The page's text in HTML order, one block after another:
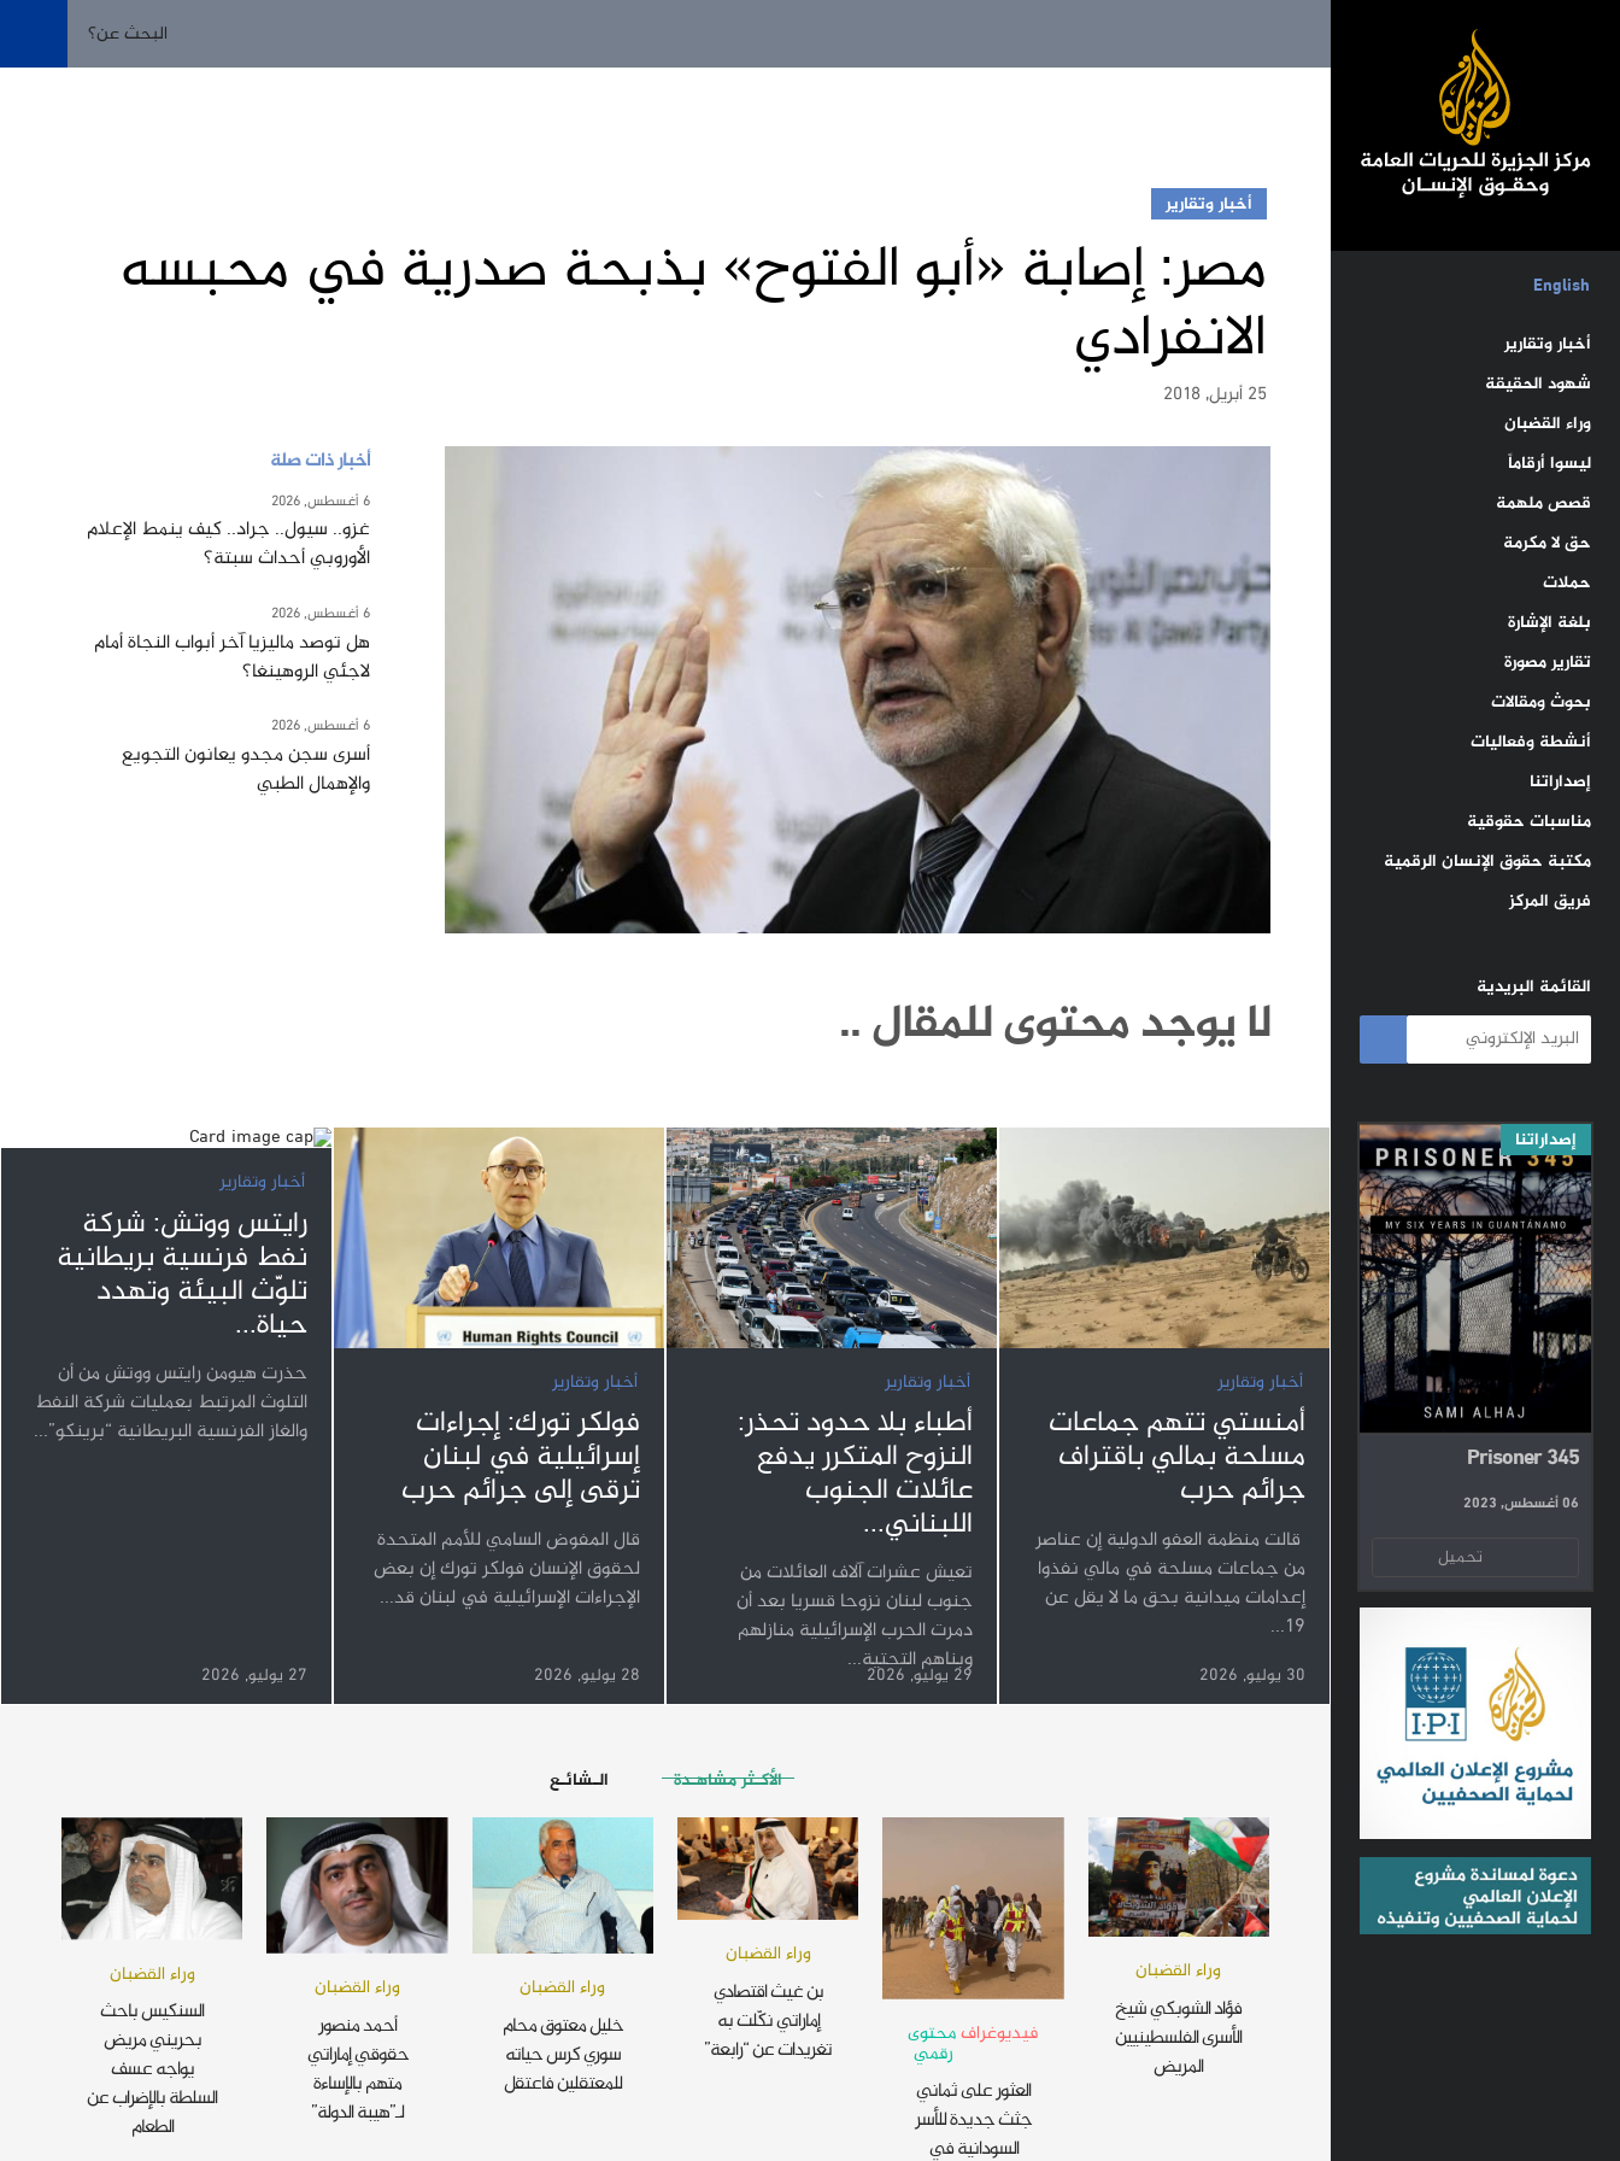
English
أخبار وتقارير
شهود الحقيقة
وراء القضبان
ليسوا أرقاماً
قصص ملهمة
حق لا مكرمة
حملات
بلغة الإشارة
تقارير مصورة
بحوث ومقالات
أنشطة وفعاليات
إصداراتنا
مناسبات حقوقية
مكتبة حقوق الإنسان الرقمية
فريق المركز
القائمة البريدية
إصداراتنا
Prisoner 345
06 أغسطس, 2023
تحميل
أخبار وتقارير
مصر: إصابة «أبو الفتوح» بذبحة صدرية في محبسه
الانفرادي
25 أبريل, 2018
لا يوجد محتوى للمقال ..
أخبار ذات صلة
6 أغسطس, 2026
غزو.. سيول.. جراد.. كيف ينمط الإعلام
الأوروبي أحداث سبتة؟
6 أغسطس, 2026
هل توصد ماليزيا آخر أبواب النجاة أمام
لاجئي الروهينغا؟
6 أغسطس, 2026
أسرى سجن مجدو يعانون التجويع
والإهمال الطبي
أخبار وتقارير
أمنستي تتهم جماعات
مسلحة بمالي باقتراف
جرائم حرب
قالت منظمة العفو الدولية إن عناصر
من جماعات مسلحة في مالي نفذوا
إعدامات ميدانية بحق ما لا يقل عن
19...
30 يوليو, 2026
أخبار وتقارير
أطباء بلا حدود تحذر:
النزوح المتكرر يدفع
عائلات الجنوب
اللبناني...
تعيش عشرات آلاف العائلات من
جنوب لبنان نزوحا قسريا بعد أن
دمرت الحرب الإسرائيلية منازلهم
وبناهم التحتية...
29 يوليو, 2026
أخبار وتقارير
فولكر تورك: إجراءات
إسرائيلية في لبنان
ترقى إلى جرائم حرب
قال المفوض السامي للأمم المتحدة
لحقوق الإنسان فولكر تورك إن بعض
الإجراءات الإسرائيلية في لبنان قد...
28 يوليو, 2026
أخبار وتقارير
رايتس ووتش: شركة
نفط فرنسية بريطانية
تلوّث البيئة وتهدد
حياة...
حذرت هيومن رايتس ووتش من أن
التلوث المرتبط بعمليات شركة النفط
والغاز الفرنسية البريطانية “برينكو”...
27 يوليو, 2026
الأكـثر مشاهـدة الـشائـع
وراء القضبان
فؤاد الشوبكي شيخ
الأسرى الفلسطينيين
المريض
فيديوغرافمحتوى
رقمي
العثور على ثماني
جثث جديدة للأسر
السودانية في
وراء القضبان
بن غيث اقتصادي
إماراتي نكّلت به
تغريدات عن “رابعة”
وراء القضبان
خليل معتوق محام
سوري كرس حياته
للمعتقلين فاعتقل
وراء القضبان
أحمد منصور
حقوقي إماراتي
متهم بالإساءة
لـ”هيبة الدولة”
وراء القضبان
السنكيس باحث
بحريني مريض
يواجه عسف
السلطة بالإضراب عن
الطعام